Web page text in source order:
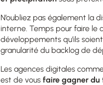
N’oubliez pas également la
interne. Temps pour faire le
développements qu’ils
granularité du backlog de
Les agences digitales
est de vous faire gagner du